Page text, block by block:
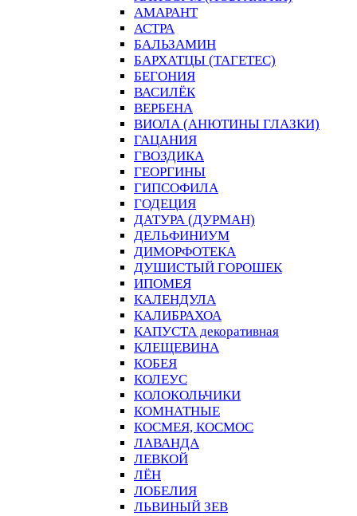
АМАРАНТ
АСТРА
БАЛЬЗАМИН
БАРХАТЦЫ (ТАГЕТЕС)
БЕГОНИЯ
ВАСИЛЁК
ВЕРБЕНА
ВИОЛА (АНЮТИНЫ ГЛАЗКИ)
ГАЦАНИЯ
ГВОЗДИКА
ГЕОРГИНЫ
ГИПСОФИЛА
ГОДЕЦИЯ
ДАТУРА (ДУРМАН)
ДЕЛЬФИНИУМ
ДИМОРФОТЕКА
ДУШИСТЫЙ ГОРОШЕК
ИПОМЕЯ
КАЛЕНДУЛА
КАЛИБРАХОА
КАПУСТА декоративная
КЛЕЩЕВИНА
КОБЕЯ
КОЛЕУС
КОЛОКОЛЬЧИКИ
КОМНАТНЫЕ
КОСМЕЯ, КОСМОС
ЛАВАНДА
ЛЕВКОЙ
ЛЁН
ЛОБЕЛИЯ
ЛЬВИНЫЙ ЗЕВ